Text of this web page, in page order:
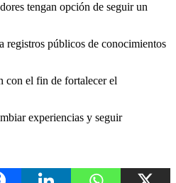
tengan opción de seguir un
públicos de conocimientos
con el fin de fortalecer el
experiencias y seguir